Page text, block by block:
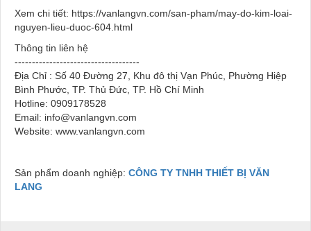
Xem chi tiết: https://vanlangvn.com/san-pham/may-do-kim-loai-
nguyen-lieu-duoc-604.html
Thông tin liên hệ
------------------------------------
Địa Chỉ : Số 40 Đường 27, Khu đô thị Vạn Phúc, Phường Hiệp
Bình Phước, TP. Thủ Đức, TP. Hồ Chí Minh
Hotline: 0909178528
Email: info@vanlangvn.com
Website: www.vanlangvn.com
Sản phẩm doanh nghiệp: CÔNG TY TNHH THIẾT BỊ VĂN
LANG